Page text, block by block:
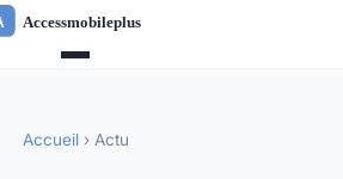
Accueil› Actu